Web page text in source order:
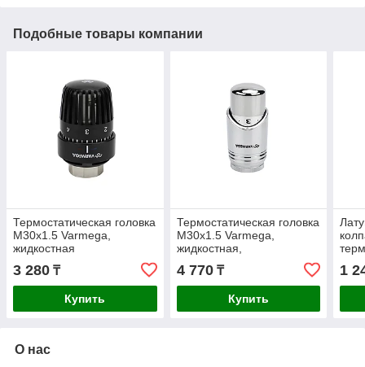
Подобные товары компании
Термостатическая головка
M30х1.5 Varmega,
жидкостная
3 280 ₸
Купить
Термостатическая головка
M30х1.5 Varmega,
жидкостная,
4 770₸
Купить
1
О нас